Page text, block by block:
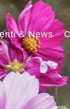
& News